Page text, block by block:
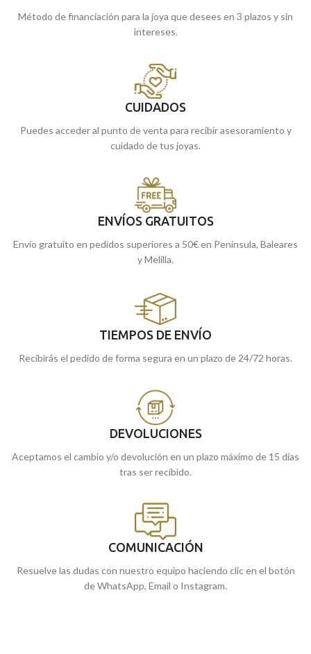
Método de financiación para la joya que desees en 3 plazos y sin
intereses.
CUIDADOS
Puedes acceder al punto de venta para recibir asesoramiento y
cuidado de tus joyas.
ENVÍOS GRATUITOS
Envío gratuito en pedidos superiores a 50€ en Península, Baleares
y Melilla.
TIEMPOS DE ENVÍO
Recibirás el pedido de forma segura en un plazo de 24/72 horas.
DEVOLUCIONES
Aceptamos el cambio y/o devolución en un plazo máximo de 15 días
tras ser recibido.
COMUNICACIÓN
Resuelve las dudas con nuestro equipo haciendo clic en el botón
de WhatsApp, Email o Instagram.